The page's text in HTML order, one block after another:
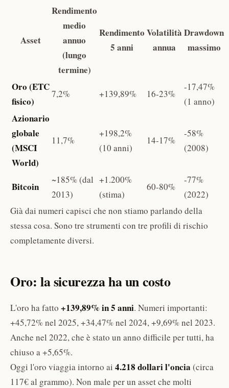
Asset
Rendimento
medio
annuo
(lungo
termine)
Rendimento
5 anni
Volatilità
annua
Drawdown
massimo
Oro (ETC
fisico)
7,2% +139,89% 16-23%
-17,47%
(1 anno)
Azionario
globale
(MSCI
World)
11,7%
+198,2%
(10 anni)
14-17%
-58%
(2008)
Bitcoin
~185% (dal
2013)
+1.200%
(stima)
60-80%
-77%
(2022)
Già dai numeri capisci che non stiamo parlando della
stessa cosa. Sono tre strumenti con tre profili di rischio
completamente diversi.
Oro: la sicurezza ha un costo
L'oro ha fatto +139,89% in 5 anni. Numeri importanti:
+45,72% nel 2025, +34,47% nel 2024, +9,69% nel 2023.
Anche nel 2022, che è stato un anno difficile per tutti, ha
chiuso a +5,65%.
Oggi l'oro viaggia intorno ai 4.218 dollari l'oncia (circa
117€ al grammo). Non male per un asset che molti